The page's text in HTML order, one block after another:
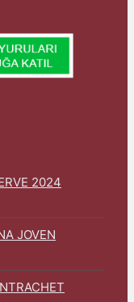
2024
JOVEN